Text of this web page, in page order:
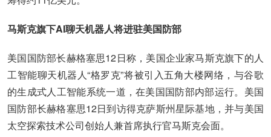
马斯克旗下AI聊天机器人将进驻美国防部
美国国防部长赫格塞思12日称，美国企业家马斯克旗下的人
工智能聊天机器人“格罗克”将被引入五角大楼网络，与谷歌
的生成式人工智能系统一道，在美国国防部内部运行。美国
国防部长赫格塞思12日到访得克萨斯州星际基地，并与美国
太空探索技术公司创始人兼首席执行官马斯克会面。